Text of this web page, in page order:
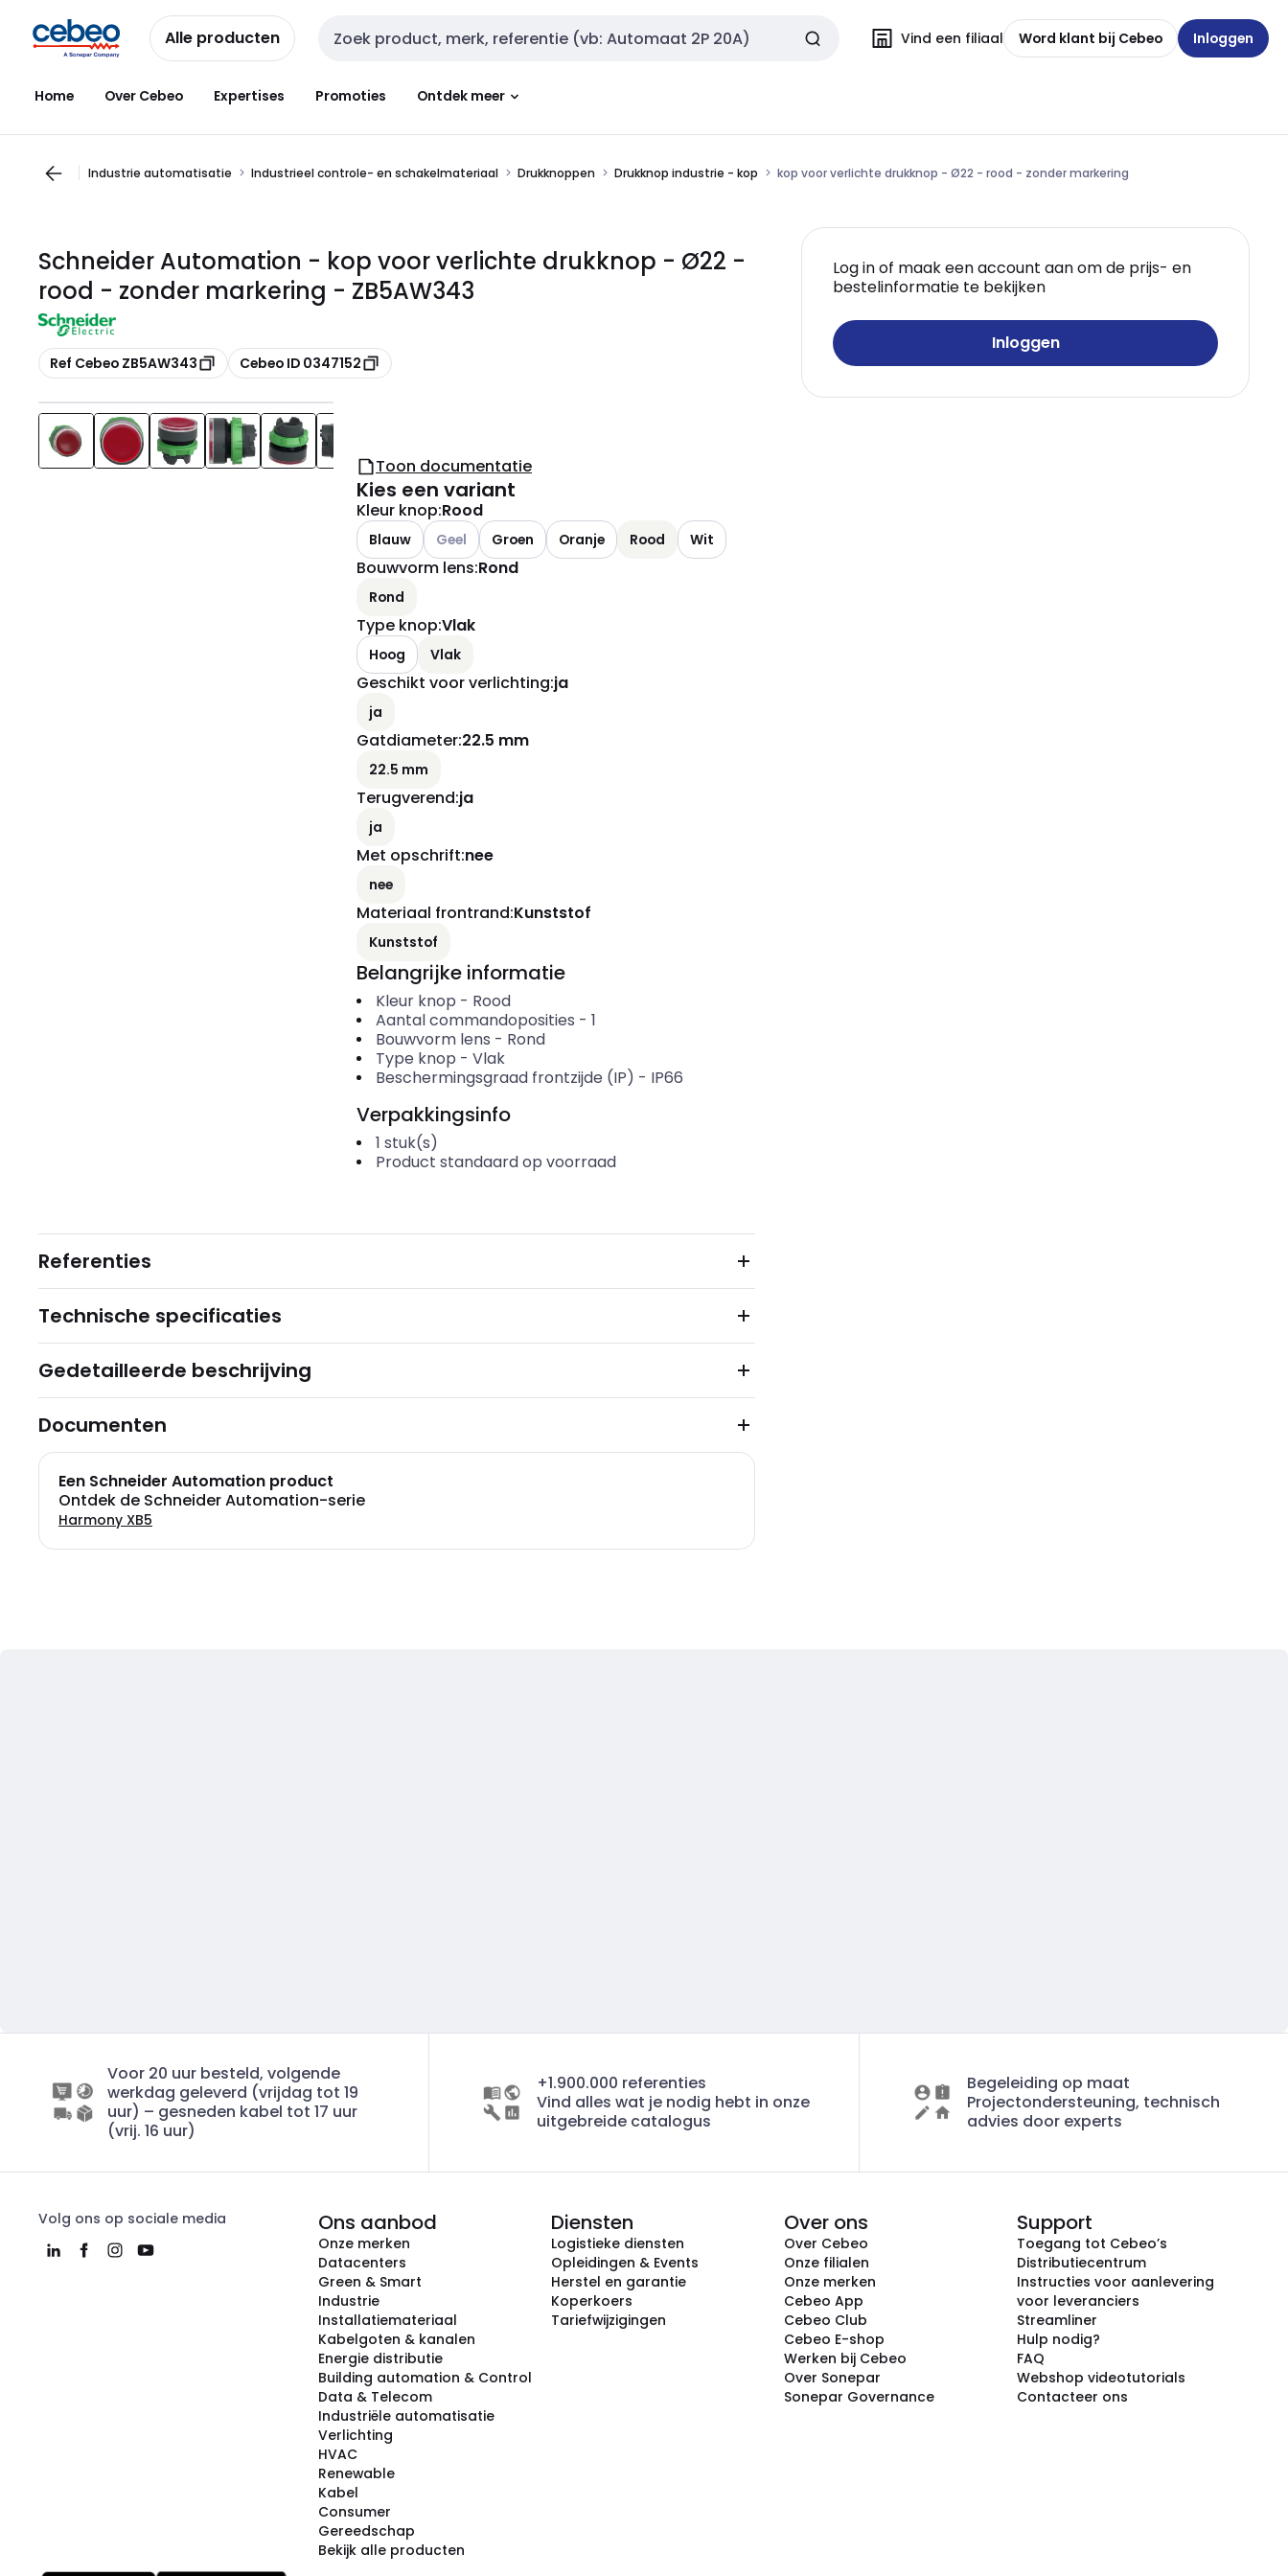
naar
navigatie
naar
inhoud
Alle producten Zoekveld invoer Vind een filiaal Word klant bij Cebeo Inloggen
Home Over Cebeo Expertises Promoties Ontdek meer
Industrie automatisatie Industrieel controle- en schakelmateriaal Drukknoppen Drukknop industrie - kop kop voor verlichte drukknop - Ø22 - rood - zonder markering
Schneider Automation - kop voor verlichte drukknop - Ø22 -
rood - zonder markering - ZB5AW343
Kopiëren
Ref Cebeo ZB5AW343 Kopiëren
Cebeo ID 0347152
Log in of maak een account aan om de prijs- en
bestelinformatie te bekijken
Inloggen
Toon documentatie
Kies een variant
Kleur knop:Rood
Blauw Andere varianten (Huidige combinatie niet mogelijk)
Geel Groen Oranje Rood Wit
Bouwvorm lens:Rond
Rond
Type knop:Vlak
Hoog Vlak
Geschikt voor verlichting:ja
ja
Gatdiameter:22.5 mm
22.5 mm
Terugverend:ja
ja
Met opschrift:nee
nee
Materiaal frontrand:Kunststof
Kunststof
Belangrijke informatie
Kleur knop - Rood
Aantal commandoposities - 1
Bouwvorm lens - Rond
Type knop - Vlak
Beschermingsgraad frontzijde (IP) - IP66
Verpakkingsinfo
1 stuk(s)
Product standaard op voorraad
Referenties
Technische specificaties
Gedetailleerde beschrijving
Documenten
Een Schneider Automation product
Ontdek de Schneider Automation-serie
Harmony XB5
Voor 20 uur besteld, volgende
werkdag geleverd (vrijdag tot 19
uur) – gesneden kabel tot 17 uur
(vrij. 16 uur)
+1.900.000 referenties
Vind alles wat je nodig hebt in onze
uitgebreide catalogus
Begeleiding op maat
Projectondersteuning, technisch
advies door experts
Volg ons op sociale media Ons aanbod
Onze merken
Datacenters
Green & Smart
Industrie
Installatiemateriaal
Kabelgoten & kanalen
Energie distributie
Building automation & Control
Data & Telecom
Industriële automatisatie
Verlichting
HVAC
Renewable
Kabel
Consumer
Gereedschap
Bekijk alle producten
Diensten
Logistieke diensten
Opleidingen & Events
Herstel en garantie
Koperkoers
Tariefwijzigingen
Over ons
Over Cebeo
Onze filialen
Onze merken
Cebeo App
Cebeo Club
Cebeo E-shop
Werken bij Cebeo
Over Sonepar
Sonepar Governance
Support
Toegang tot Cebeo’s
Distributiecentrum
Instructies voor aanlevering
voor leveranciers
Streamliner
Hulp nodig?
FAQ
Webshop videotutorials
Contacteer ons